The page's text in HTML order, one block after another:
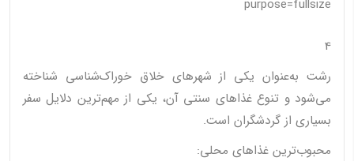
4
رشت به‌عنوان یکی از شهرهای خلاق خوراک‌شناسی شناخته
می‌شود و تنوع غذاهای سنتی آن، یکی از مهم‌ترین دلایل سفر
بسیاری از گردشگران است.
محبوب‌ترین غذاهای محلی: